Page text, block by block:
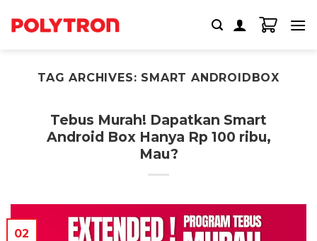
TAG ARCHIVES: SMART ANDROIDBOX
Tebus Murah! Dapatkan Smart
Android Box Hanya Rp 100 ribu,
Mau?
02